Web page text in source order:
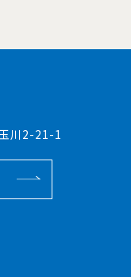
川2-21-1